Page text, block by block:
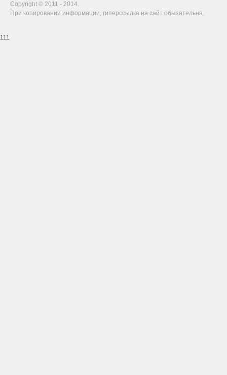
Copyright © 2011 - 2014.
При копировании информации, гиперссылка на сайт обызательна.
111